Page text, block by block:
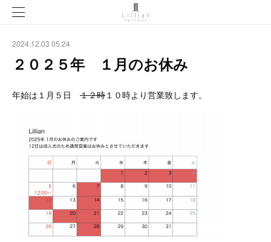
2024.12.03 05:24
２０２５年 １月のお休み
年始は１月５日 １２時１０時より営業致します。